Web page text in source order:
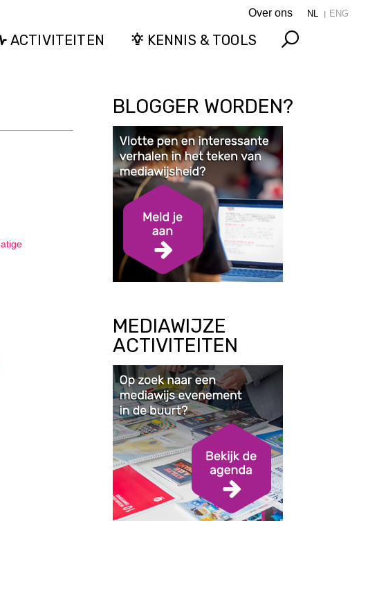
Over ons NL ENG
ACTIVITEITEN KENNIS & TOOLS
BLOGGER WORDEN?
MEDIAWIJZE
ACTIVITEITEN